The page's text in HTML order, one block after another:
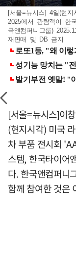
[서울=뉴시스] 4일(현
2025에서 관람객이 한
국앤컴퍼니그룹)
재판매 및 DB 금지
[서울=뉴시스]이
(현지시각) 미국
차 부품 전시회
스템, 한국타이어
다. 한국앤컴퍼니
함께 참여한 것은